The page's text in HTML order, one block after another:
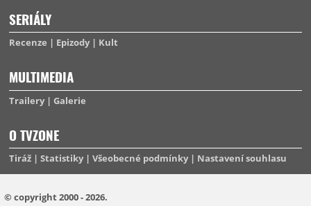
SERIÁLY
Recenze Epizody Kult
MULTIMEDIA
Trailery Galerie
O TVZONE
Tiráž Statistiky Všeobecné podmínky Nastavení souhlasu
© copyright 2000 - 2026.